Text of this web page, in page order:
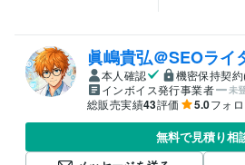
眞嶋貴弘＠SEOライ
本人確認
機密保持契
インボイス発行事業者
未
総販売実績43評価 5.0フォ
無料で見積り相